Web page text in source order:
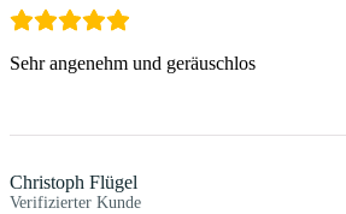
Sehr angenehm und geräuschlos
Christoph Flügel
Verifizierter Kunde